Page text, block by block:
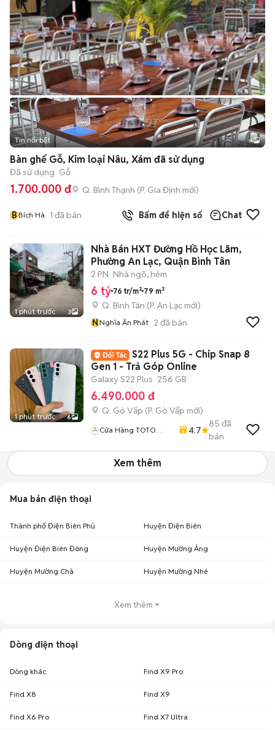
Tin nổi bật 4
Bàn ghế Gỗ, Kim loại Nâu, Xám đã sử dụng
Đã sử dụng Gỗ
1.700.000 đ Q. Bình Thạnh (P. Gia Định mới)
BBích Hà 1 đã bán Bấm để hiện số Chat
1 phút trước 3
Nhà Bán HXT Đường Hồ Học Lãm,
Phường An Lạc, Quận Bình Tân
2 PN Nhà ngõ, hẻm
6 tỷ 76 tr/m² 79 m²
Q. Bình Tân (P. An Lạc mới)
NNghĩa Ân Phát 2 đã bán
1 phút trước 6
S22 Plus 5G - Chip Snap 8
Gen 1 - Trả Góp Online
Galaxy S22 Plus 256 GB
6.490.000 đ
Q. Gò Vấp (P. Gò Vấp mới)
Cửa Hàng TOTO
4.7
85 đã
bán
Xem thêm
Mua bán điện thoại
Thành phố Điện Biên Phủ Huyện Điện Biên
Huyện Điện Biên Đông Huyện Mường Ảng
Huyện Mường Chà Huyện Mường Nhé
Xem thêm
Dòng điện thoại
Dòng khác Find X9 Pro
Find X8 Find X9
Find X6 Pro Find X7 Ultra